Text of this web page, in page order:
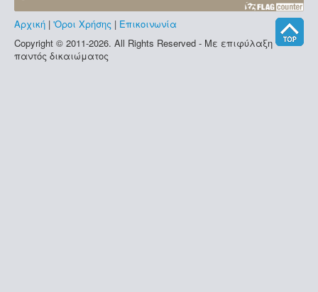
Αρχική | 'Οροι Χρήσης | Επικοινωνία
Copyright © 2011-2026. All Rights Reserved - Με επιφύλαξη
παντός δικαιώματος